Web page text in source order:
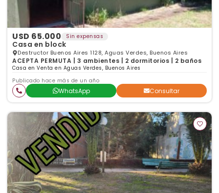
USD 65.000 Sin expensas
Casa en block
Destructor Buenos Aires 1128, Aguas Verdes, Buenos Aires
ACEPTA PERMUTA | 3 ambientes | 2 dormitorios | 2 baños
Casa en Venta en Aguas Verdes, Buenos Aires
Publicado hace más de un año
WhatsApp Consultar